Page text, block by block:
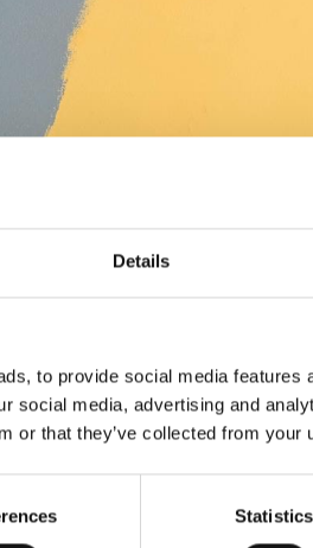
Details
to provide social media features
social media, advertising and
or that they’ve collected from your
Statistics
koji emituju niske VOC
EDP (Environmental
i mali uticaj na životnu
ASAOS-a i ispunjavaju
cirkularnoj ekonomiji.
tehnološki napredne akrilne
od mikropukotina. 185